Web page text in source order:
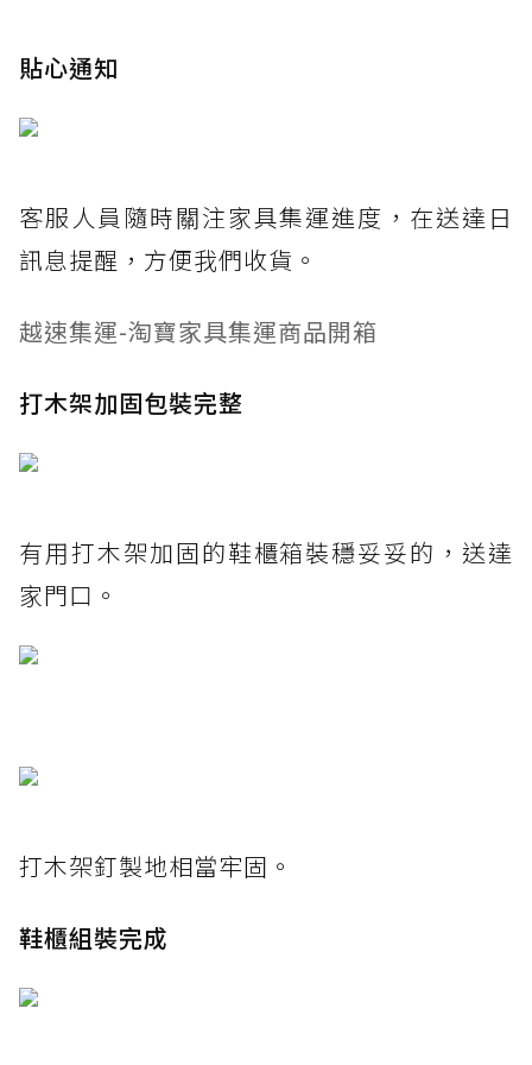
貼心通知
客服人員隨時關注家具集運進度，在送達日
訊息提醒，方便我們收貨。
越速集運-淘寶家具集運商品開箱
打木架加固包裝完整
有用打木架加固的鞋櫃箱裝穩妥妥的，送達
家門口。
打木架釘製地相當牢固。
鞋櫃組裝完成